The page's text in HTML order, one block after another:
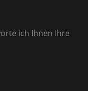
ich Ihnen Ihre